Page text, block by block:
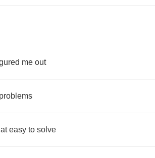
me out
problems
easy to solve